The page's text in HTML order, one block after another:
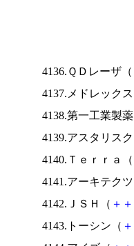
4136.ＱＤレーザ（
4137.メドレック
4138.第一工業製
4139.アスタリス
4140.Ｔｅｒｒａ（
4141.アーキテク
4142.ＪＳＨ（ ＋ ＋
4143.トーシン（ ＋